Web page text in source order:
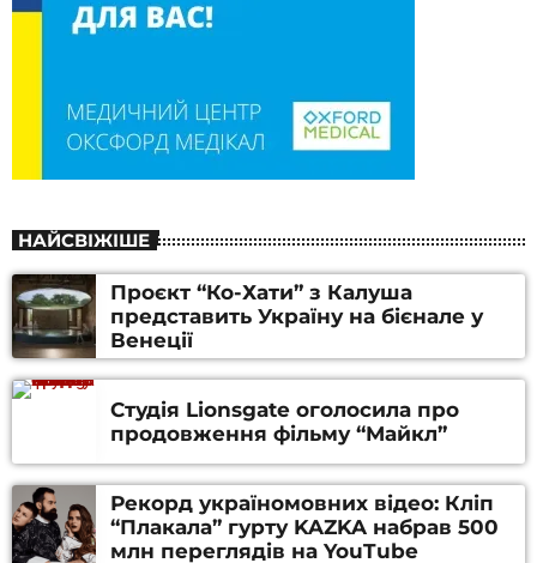
НАЙСВІЖІШЕ
Проєкт “Ко-Хати” з Калуша
представить Україну на бієнале у
Венеції
Студія Lionsgate оголосила про
продовження фільму “Майкл”
Рекорд україномовних відео: Кліп
“Плакала” гурту KAZKA набрав 500
млн переглядів на YouTube